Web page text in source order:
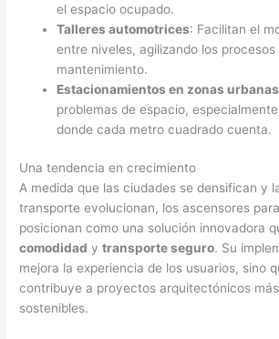
el espacio ocupado.
Talleres automotrices: Facilitan el
entre niveles, agilizando los
mantenimiento.
Estacionamientos en zonas urbanas
problemas de espacio,
donde cada metro cuadrado cuenta.
Una tendencia en crecimiento
A medida que las ciudades se densifican y
transporte evolucionan, los ascensores
posicionan como una solución innovadora
comodidad ytransporte seguro. Su
mejora la experiencia de los usuarios, sino
contribuye a proyectos arquitectónicos
sostenibles.